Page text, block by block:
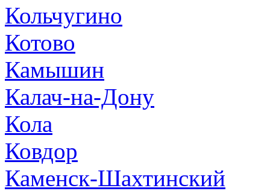
Кольчугино
Котово
Камышин
Калач-на-Дону
Кола
Ковдор
Каменск-Шахтинский